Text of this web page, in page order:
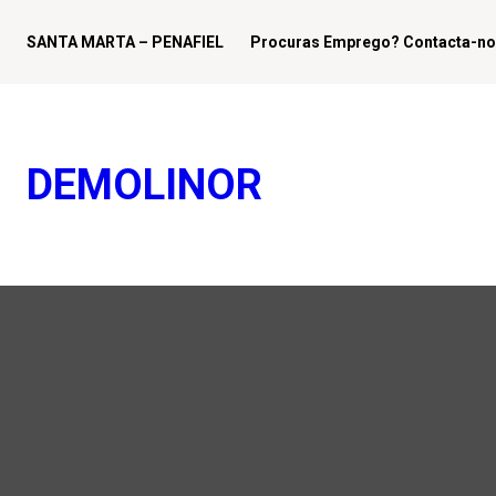
SANTA MARTA – PENAFIEL Procuras Emprego? Contacta-
DEMOLINOR